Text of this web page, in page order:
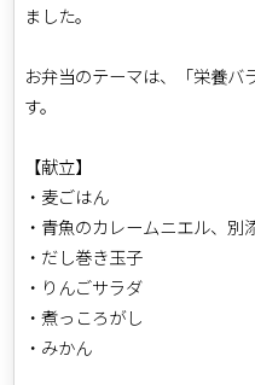
ました。
お弁当のテーマは、「栄養バ
す。
【献立】
・麦ごはん
・青魚のカレームニエル、別
・だし巻き玉子
・りんごサラダ
・煮っころがし
・みかん